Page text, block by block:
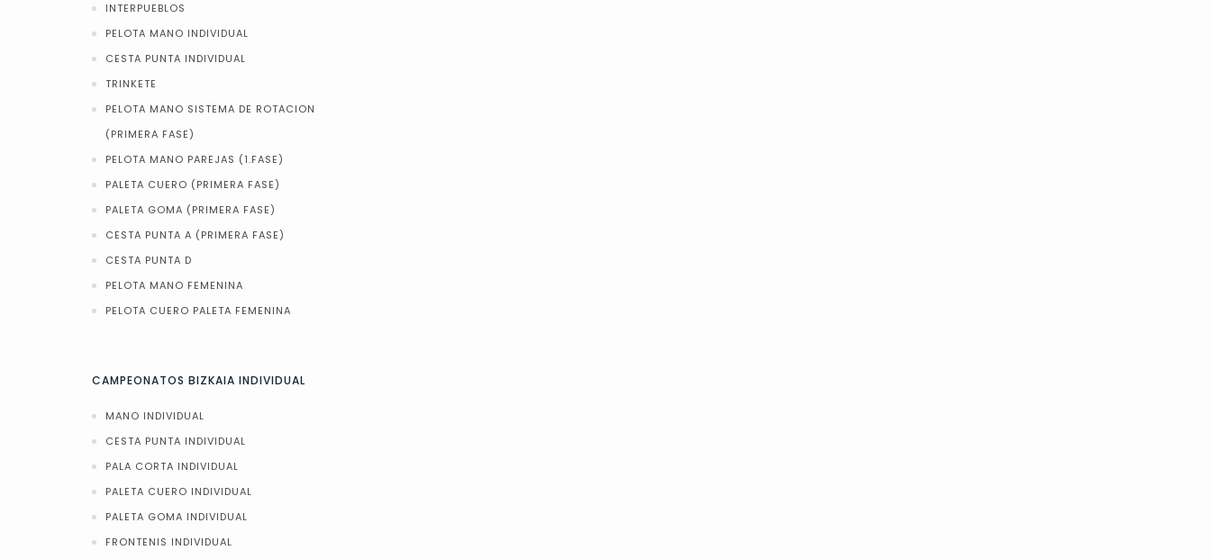
INTERPUEBLOS
PELOTA MANO INDIVIDUAL
CESTA PUNTA INDIVIDUAL
TRINKETE
PELOTA MANO SISTEMA DE ROTACION
(PRIMERA FASE)
PELOTA MANO PAREJAS (1.FASE)
PALETA CUERO (PRIMERA FASE)
PALETA GOMA (PRIMERA FASE)
CESTA PUNTA A (PRIMERA FASE)
CESTA PUNTA D
PELOTA MANO FEMENINA
PELOTA CUERO PALETA FEMENINA
CAMPEONATOS BIZKAIA INDIVIDUAL
MANO INDIVIDUAL
CESTA PUNTA INDIVIDUAL
PALA CORTA INDIVIDUAL
PALETA CUERO INDIVIDUAL
PALETA GOMA INDIVIDUAL
FRONTENIS INDIVIDUAL